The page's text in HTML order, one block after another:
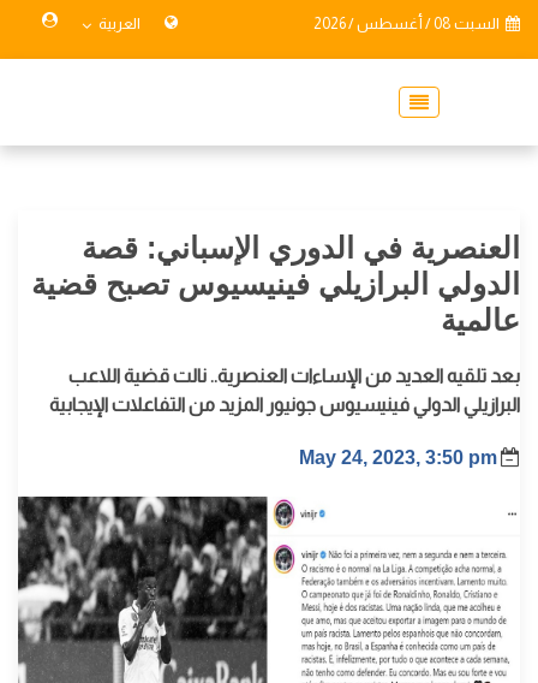
السبت 08 / أغسطس / 2026 العربية
العنصرية في الدوري الإسباني: قصة
الدولي البرازيلي فينيسيوس تصبح قضية
عالمية
بعد تلقيه العديد من الإساءات العنصرية.. نالت قضية اللاعب
البرازيلي الدولي فينيسيوس جونيور المزيد من التفاعلات الإيجابية
May 24, 2023, 3:50 pm